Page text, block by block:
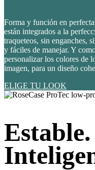
Forma y función en
están integrados a la
traqueteos, sin enganches,
y fáciles de manejar. Y
personalizar los colores de
imagen, para un diseño
ELIGE TU LOOK